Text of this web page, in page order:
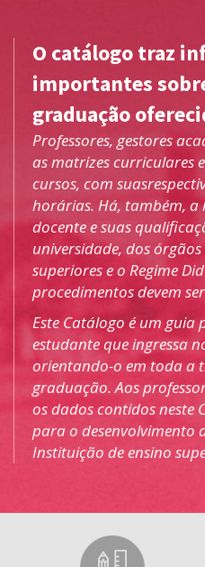
O catálogo traz
importantes
graduação
Professores, gestores
as matrizes curriculares
cursos, com
horárias. Há, também, a
docente e suas
universidade, dos
superiores e o Regime
procedimentos devem
Este Catálogo é um
estudante que ingressa
orientando-o em toda a
graduação. Aos
os dados contidos neste
para o desenvolvimento
Instituição de ensino